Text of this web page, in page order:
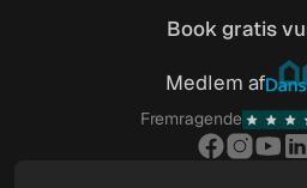
Book gratis
Book gratis
Medlem af
Fremragende